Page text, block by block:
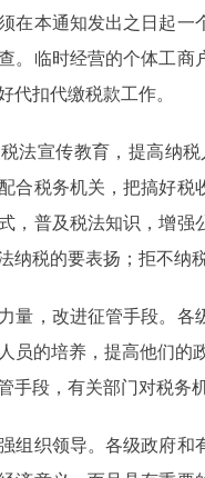
在本通知发出之日起
。临时经营的个体工
代扣代缴税款工作。
宣传教育，提高纳税
合税务机关，把搞好
，普及税法知识，增
纳税的要表扬；拒不纳
，改进征管手段。各
员的培养，提高他们
手段，有关部门对税务
织领导。各级政府和